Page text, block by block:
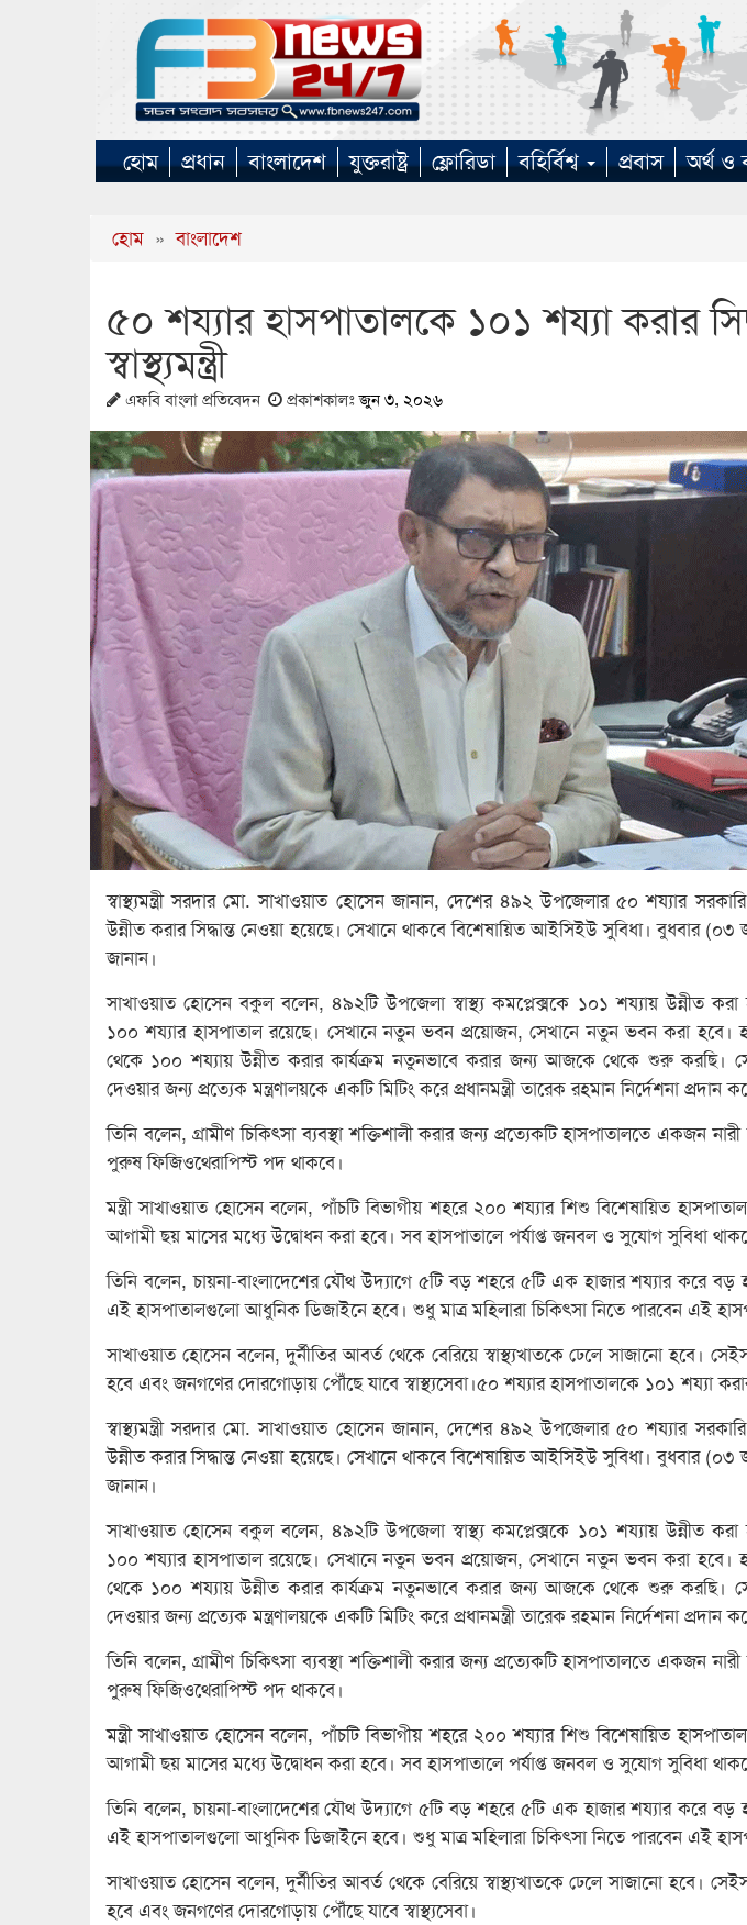
হোম প্রধান বাংলাদেশ যুক্তরাষ্ট্র ফ্লোরিডা বহির্বিশ্ব প্রবাস অর্থ ও
হোম » বাংলাদেশ
৫০ শয্যার হাসপাতালকে ১০১ শয্যা করার
স্বাস্থ্যমন্ত্রী
এফবি বাংলা প্রতিবেদন প্রকাশকালঃজুন ৩, ২০২৬
স্বাস্থ্যমন্ত্রী সরদার মো. সাখাওয়াত হোসেন জানান, দেশের ৪৯২ উপজেলার ৫০ শয্যার
উন্নীত করার সিদ্ধান্ত নেওয়া হয়েছে। সেখানে থাকবে বিশেষায়িত আইসিইউ সুবিধা। বুধবার
জানান।
সাখাওয়াত হোসেন বকুল বলেন, ৪৯২টি উপজেলা স্বাস্থ্য কমপ্লেক্সকে ১০১ শয্যায় উন্নীত
১০০ শয্যার হাসপাতাল রয়েছে। সেখানে নতুন ভবন প্রয়োজন, সেখানে নতুন ভবন করা হবে।
থেকে ১০০ শয্যায় উন্নীত করার কার্যক্রম নতুনভাবে করার জন্য আজকে থেকে শুরু করছি।
দেওয়ার জন্য প্রত্যেক মন্ত্রণালয়কে একটি মিটিং করে প্রধানমন্ত্রী তারেক রহমান নির্দেশনা প্রদান
তিনি বলেন, গ্রামীণ চিকিৎসা ব্যবস্থা শক্তিশালী করার জন্য প্রত্যেকটি হাসপাতালতে একজন
পুরুষ ফিজিওথেরাপিস্ট পদ থাকবে।
মন্ত্রী সাখাওয়াত হোসেন বলেন, পাঁচটি বিভাগীয় শহরে ২০০ শয্যার শিশু বিশেষায়িত
আগামী ছয় মাসের মধ্যে উদ্বোধন করা হবে। সব হাসপাতালে পর্যাপ্ত জনবল ও সুযোগ সুবিধা
তিনি বলেন, চায়না-বাংলাদেশের যৌথ উদ্যাগে ৫টি বড় শহরে ৫টি এক হাজার শয্যার করে বড়
এই হাসপাতালগুলো আধুনিক ডিজাইনে হবে। শুধু মাত্র মহিলারা চিকিৎসা নিতে পারবেন এই
সাখাওয়াত হোসেন বলেন, দুর্নীতির আবর্ত থেকে বেরিয়ে স্বাস্থ্যখাতকে ঢেলে সাজানো হবে।
হবে এবং জনগণের দোরগোড়ায় পৌঁছে যাবে স্বাস্থ্যসেবা।৫০ শয্যার হাসপাতালকে ১০১ শয্যা করার
স্বাস্থ্যমন্ত্রী সরদার মো. সাখাওয়াত হোসেন জানান, দেশের ৪৯২ উপজেলার ৫০ শয্যার
উন্নীত করার সিদ্ধান্ত নেওয়া হয়েছে। সেখানে থাকবে বিশেষায়িত আইসিইউ সুবিধা। বুধবার
জানান।
সাখাওয়াত হোসেন বকুল বলেন, ৪৯২টি উপজেলা স্বাস্থ্য কমপ্লেক্সকে ১০১ শয্যায় উন্নীত
১০০ শয্যার হাসপাতাল রয়েছে। সেখানে নতুন ভবন প্রয়োজন, সেখানে নতুন ভবন করা হবে।
থেকে ১০০ শয্যায় উন্নীত করার কার্যক্রম নতুনভাবে করার জন্য আজকে থেকে শুরু করছি।
দেওয়ার জন্য প্রত্যেক মন্ত্রণালয়কে একটি মিটিং করে প্রধানমন্ত্রী তারেক রহমান নির্দেশনা প্রদান
তিনি বলেন, গ্রামীণ চিকিৎসা ব্যবস্থা শক্তিশালী করার জন্য প্রত্যেকটি হাসপাতালতে একজন
পুরুষ ফিজিওথেরাপিস্ট পদ থাকবে।
মন্ত্রী সাখাওয়াত হোসেন বলেন, পাঁচটি বিভাগীয় শহরে ২০০ শয্যার শিশু বিশেষায়িত
আগামী ছয় মাসের মধ্যে উদ্বোধন করা হবে। সব হাসপাতালে পর্যাপ্ত জনবল ও সুযোগ সুবিধা
তিনি বলেন, চায়না-বাংলাদেশের যৌথ উদ্যাগে ৫টি বড় শহরে ৫টি এক হাজার শয্যার করে বড়
এই হাসপাতালগুলো আধুনিক ডিজাইনে হবে। শুধু মাত্র মহিলারা চিকিৎসা নিতে পারবেন এই
সাখাওয়াত হোসেন বলেন, দুর্নীতির আবর্ত থেকে বেরিয়ে স্বাস্থ্যখাতকে ঢেলে সাজানো হবে।
হবে এবং জনগণের দোরগোড়ায় পৌঁছে যাবে স্বাস্থ্যসেবা।